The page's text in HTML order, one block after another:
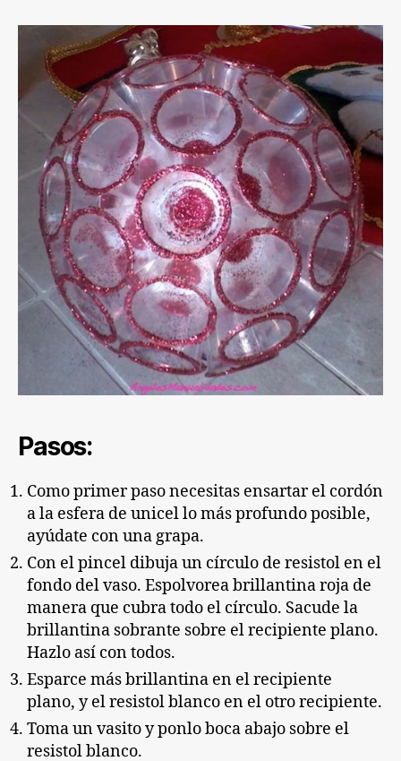
Pasos:
Como primer paso necesitas ensartar el cordón
a la esfera de unicel lo más profundo posible,
ayúdate con una grapa.
Con el pincel dibuja un círculo de resistol en el
fondo del vaso. Espolvorea brillantina roja de
manera que cubra todo el círculo. Sacude la
brillantina sobrante sobre el recipiente plano.
Hazlo así con todos.
Esparce más brillantina en el recipiente
plano, y el resistol blanco en el otro recipiente.
Toma un vasito y ponlo boca abajo sobre el
resistol blanco.